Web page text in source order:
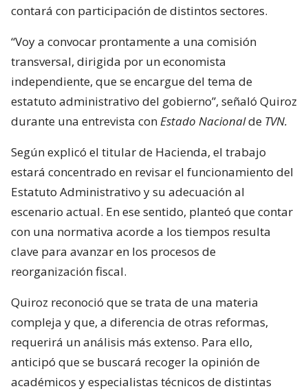
contará con participación de distintos sectores.
“Voy a convocar prontamente a una comisión
transversal, dirigida por un economista
independiente, que se encargue del tema de
estatuto administrativo del gobierno”, señaló Quiroz
durante una entrevista conEstado Nacionalde TVN.
Según explicó el titular de Hacienda, el trabajo
estará concentrado en revisar el funcionamiento del
Estatuto Administrativo y su adecuación al
escenario actual. En ese sentido, planteó que contar
con una normativa acorde a los tiempos resulta
clave para avanzar en los procesos de
reorganización fiscal.
Quiroz reconoció que se trata de una materia
compleja y que, a diferencia de otras reformas,
requerirá un análisis más extenso. Para ello,
anticipó que se buscará recoger la opinión de
académicos y especialistas técnicos de distintas